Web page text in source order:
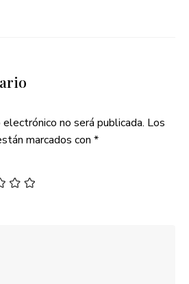
no será publicada. Los
marcados con *